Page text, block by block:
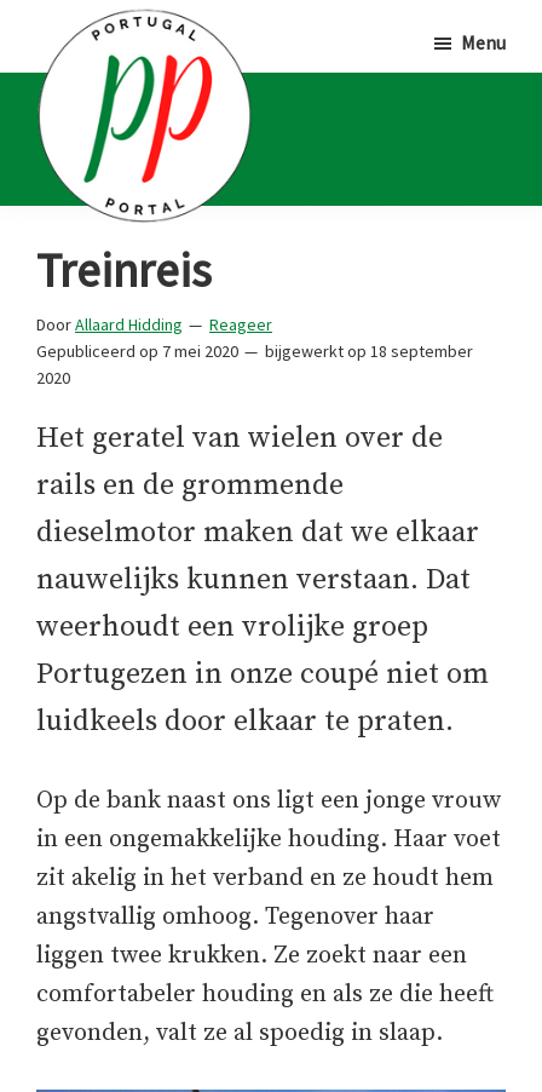
hoofd
inhoud
eerste
sidebar
voettekst
Portal
Portugalliefhebbers
en
-
Menu
Treinreis
DoorAllaard Hidding
Reageer
Gepubliceerd op 7 mei 2020 bijgewerkt op 18 september
2020
Het geratel van wielen over de
rails en de grommende
dieselmotor maken dat we elkaar
nauwelijks kunnen verstaan. Dat
weerhoudt een vrolijke groep
Portugezen in onze coupé niet om
luidkeels door elkaar te praten.
Op de bank naast ons ligt een jonge vrouw
in een ongemakkelijke houding. Haar voet
zit akelig in het verband en ze houdt hem
angstvallig omhoog. Tegenover haar
liggen twee krukken. Ze zoekt naar een
comfortabeler houding en als ze die heeft
gevonden, valt ze al spoedig in slaap.